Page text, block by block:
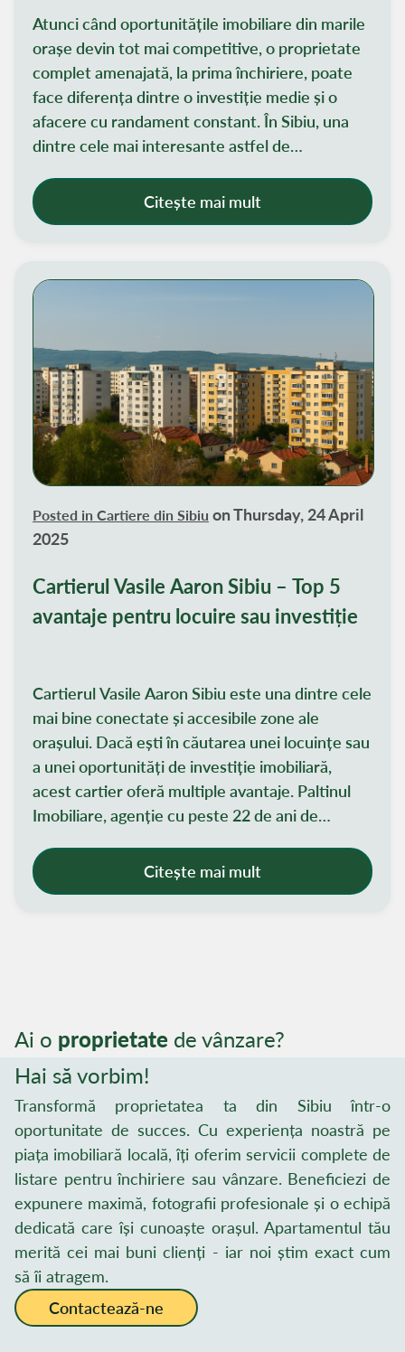
Atunci când oportunitățile imobiliare din marile
orașe devin tot mai competitive, o proprietate
complet amenajată, la prima închiriere, poate
face diferența dintre o investiție medie și o
afacere cu randament constant. În Sibiu, una
dintre cele mai interesante astfel de
Turnișor, perfectă pentru multiple scenarii de
afacere: regim hotelier, chirie pe termen lung,
Citește mai mult
Posted in Cartiere din Sibiu on Thursday, 24 April
2025
Cartierul Vasile Aaron Sibiu – Top 5
avantaje pentru locuire sau investiție
Cartierul Vasile Aaron Sibiu este una dintre cele
mai bine conectate și accesibile zone ale
orașului. Dacă ești în căutarea unei locuințe sau
a unei oportunități de investiție imobiliară,
acest cartier oferă multiple avantaje. Paltinul
Imobiliare, agenție cu peste 22 de ani de
management, recomandă zona pentru
potențialul său crescut. Importanța unei alegeri
siguranța, accesibilitatea și diversitatea ofertei
constant proprietăți valoroase pentru clienți
exigenți.
Citește mai mult
Ai o proprietate de vânzare?
Hai să vorbim!
Transformă proprietatea ta din Sibiu într-o
oportunitate de succes. Cu experiența noastră pe
piața imobiliară locală, îți oferim servicii complete de
listare pentru închiriere sau vânzare. Beneficiezi de
expunere maximă, fotografii profesionale și o echipă
dedicată care își cunoaște orașul. Apartamentul tău
merită cei mai buni clienți - iar noi știm exact cum
să îi atragem.
Contactează-ne